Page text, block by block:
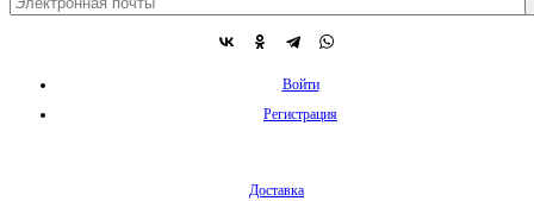
Войти
Регистрация
Доставка